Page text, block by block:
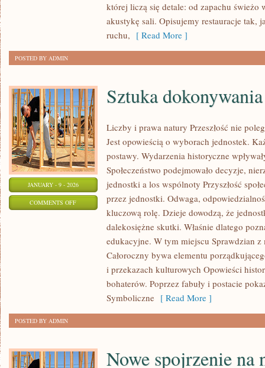
której liczą się detale: od zapachu świeżo
akustykę sali. Opisujemy restauracje tak,
ruchu, [ Read More ]
POSTED BY ADMIN
JANUARY - 9 - 2026
COMMENTS OFFON
DOKONYWANIA
WYBORÓW
Sztuka
Liczby i prawa natury Przeszłość nie
Jest opowieścią o wyborach jednostek.
postawy. Wydarzenia historyczne
Społeczeństwo podejmowało decyzje,
jednostki a los wspólnoty Przyszłość
przez jednostki. Odwaga,
kluczową rolę. Dzieje dowodzą, że
dalekosiężne skutki. Właśnie dlatego
edukacyjne. W tym miejscu Sprawdzian z
Całoroczny bywa elementu
i przekazach kulturowych Opowieści
bohaterów. Poprzez fabuły i postacie
Symboliczne [ Read More ]
POSTED BY ADMIN
Nowe spojrzenie na